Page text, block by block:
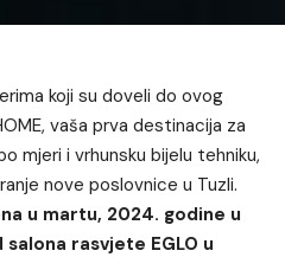
koji su doveli do ovog
vaša prva destinacija za
mjeri i vrhunsku bijelu tehniku,
nove poslovnice u Tuzli.
u martu, 2024. godine u
rasvjete EGLO u